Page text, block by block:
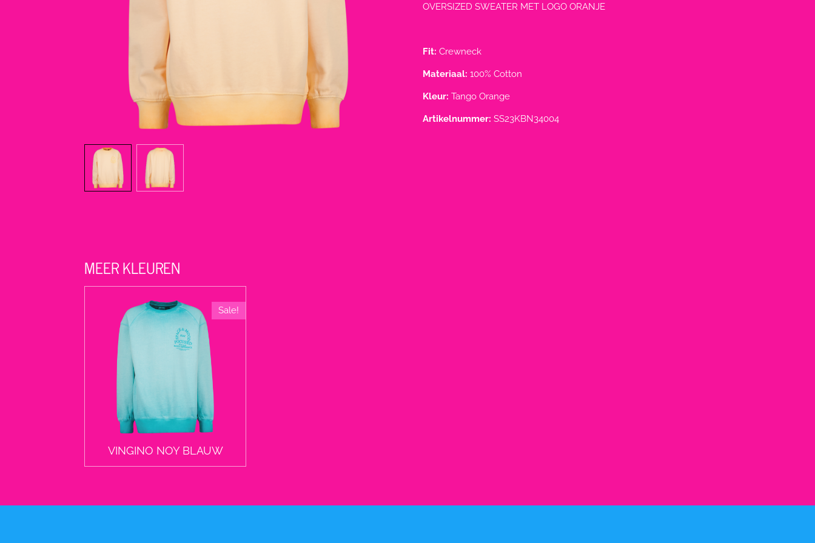
OVERSIZED SWEATER MET LOGO ORANJE
Fit: Crewneck
Materiaal: 100% Cotton
Kleur: Tango Orange
Artikelnummer: SS23KBN34004
MEER KLEUREN
Sale!
VINGINO NOY BLAUW